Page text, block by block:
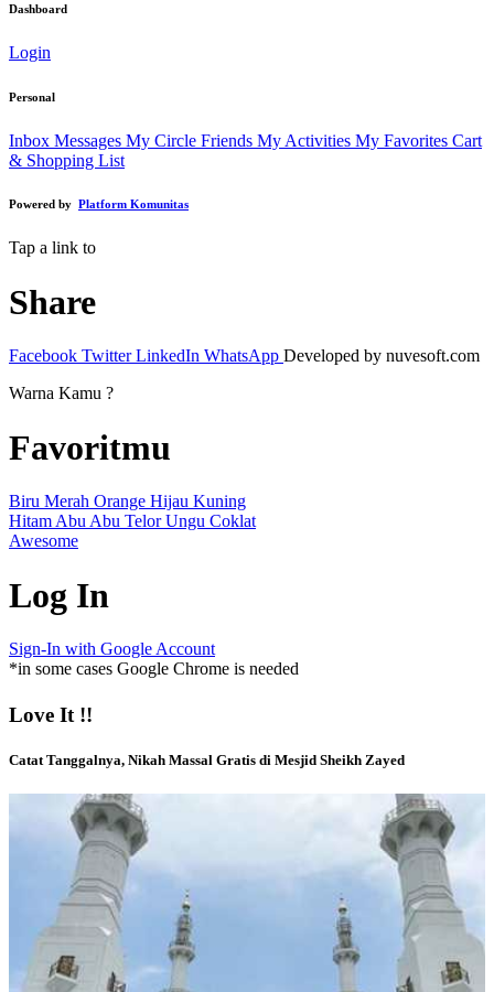
Dashboard
Login
Personal
Inbox Messages My Circle Friends My Activities My Favorites Cart
& Shopping List
Powered by Platform Komunitas
Tap a link to
Share
Facebook Twitter LinkedIn WhatsApp Developed by nuvesoft.com
Warna Kamu ?
Favoritmu
Biru Merah Orange Hijau Kuning
Hitam Abu Abu Telor Ungu Coklat
Awesome
Log In
Sign-In with Google Account
*in some cases Google Chrome is needed
Love It !!
Catat Tanggalnya, Nikah Massal Gratis di Mesjid Sheikh Zayed